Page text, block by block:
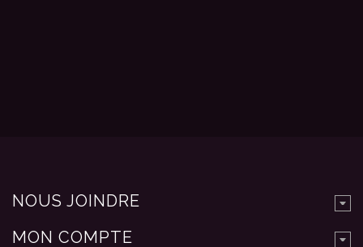
NOUS JOINDRE
MON COMPTE